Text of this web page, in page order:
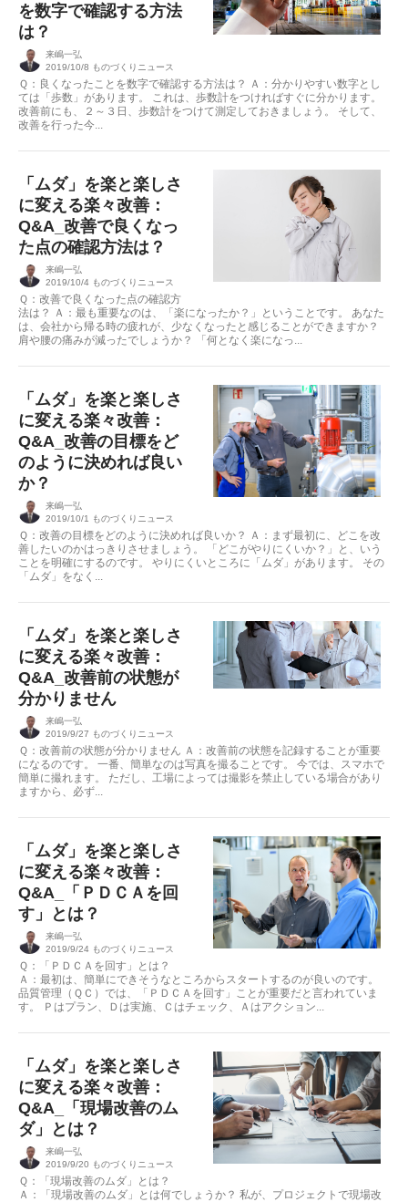
を数字で確認する方法
は？
来嶋一弘
2019/10/8 ものづくりニュース
Ｑ：良くなったことを数字で確認する方法は？ Ａ：分かりやすい数字とし
ては「歩数」があります。 これは、歩数計をつければすぐに分かります。
改善前にも、２～３日、歩数計をつけて測定しておきましょう。 そして、
改善を行った今...
「ムダ」を楽と楽しさ
に変える楽々改善：
Q&A_改善で良くなっ
た点の確認方法は？
来嶋一弘
2019/10/4 ものづくりニュース
Ｑ：改善で良くなった点の確認方
法は？ Ａ：最も重要なのは、「楽になったか？」ということです。 あなた
は、会社から帰る時の疲れが、少なくなったと感じることができますか？
肩や腰の痛みが減ったでしょうか？ 「何となく楽になっ...
「ムダ」を楽と楽しさ
に変える楽々改善：
Q&A_改善の目標をど
のように決めれば良い
か？
来嶋一弘
2019/10/1
ものづくりニュース
Ｑ：改善の目標をどのように決めれば良いか？ Ａ：まず最初に、どこを改
善したいのかはっきりさせましょう。 「どこがやりにくいか？」と、いう
ことを明確にするのです。 やりにくいところに「ムダ」があります。 その
「ムダ」をなく...
「ムダ」を楽と楽しさ
に変える楽々改善：
Q&A_改善前の状態が
分かりません
来嶋一弘
2019/9/27 ものづくりニュース
Ｑ：改善前の状態が分かりません Ａ：改善前の状態を記録することが重要
になるのです。 一番、簡単なのは写真を撮ることです。 今では、スマホで
簡単に撮れます。 ただし、工場によっては撮影を禁止している場合があり
ますから、必ず...
「ムダ」を楽と楽しさ
に変える楽々改善：
Q&A_「ＰＤＣＡを回
す」とは？
来嶋一弘
2019/9/24 ものづくりニュース
Ｑ：「ＰＤＣＡを回す」とは？
Ａ：最初は、簡単にできそうなところからスタートするのが良いのです。
品質管理（ＱＣ）では、「ＰＤＣＡを回す」ことが重要だと言われていま
す。 Ｐはプラン、Ｄは実施、Ｃはチェック、Ａはアクション...
「ムダ」を楽と楽しさ
に変える楽々改善：
Q&A_「現場改善のム
ダ」とは？
来嶋一弘
2019/9/20 ものづくりニュース
Ｑ：「現場改善のムダ」とは？
Ａ：「現場改善のムダ」とは何でしょうか？ 私が、プロジェクトで現場改